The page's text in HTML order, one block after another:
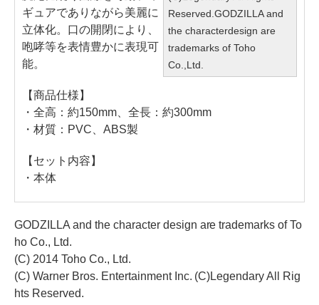
Reserved.GODZILLA and
the characterdesign are
trademarks of Toho
Co.,Ltd.
ギュアでありながら美麗に
立体化。口の開閉により、
咆哮等を表情豊かに表現可
能。
【商品仕様】
・全高：約150mm、全長：約300mm
・材質：PVC、ABS製
【セット内容】
・本体
GODZILLA and the character design are trademarks of To
ho Co., Ltd.
(C) 2014 Toho Co., Ltd.
(C) Warner Bros. Entertainment Inc. (C)Legendary All Rig
hts Reserved.